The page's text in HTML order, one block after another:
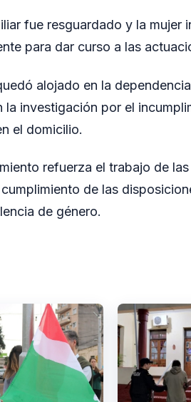
fue resguardado y la mujer
para dar curso a las
alojado en la
la investigación por el
el domicilio.
refuerza el trabajo de
de las
de género.